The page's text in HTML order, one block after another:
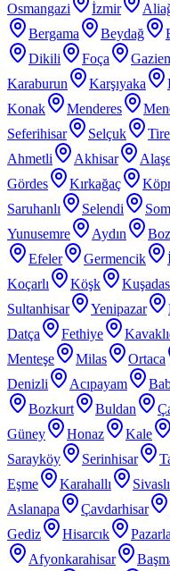
Osmangazi
İzmir
Bergama
Beydağ
Dikili
Foça
Karaburun
Karşıyaka
Konak
Menderes
Seferihisar
Selçuk Tire
Ahmetli
Akhisar
Gördes
Kırkağaç
Saruhanlı
Selendi
Yunusemre
Aydın
Efeler
Germencik
Koçarlı
Köşk
Sultanhisar
Yenipazar
Datça
Fethiye
Menteşe
Milas Ortaca
Denizli
Acıpayam
Bozkurt
Buldan
Güney
Honaz Kale
Sarayköy
Serinhisar
Eşme
Karahallı Sivaslı
Aslanapa
Çavdarhisar
Gediz
Hisarcık
Afyonkarahisar